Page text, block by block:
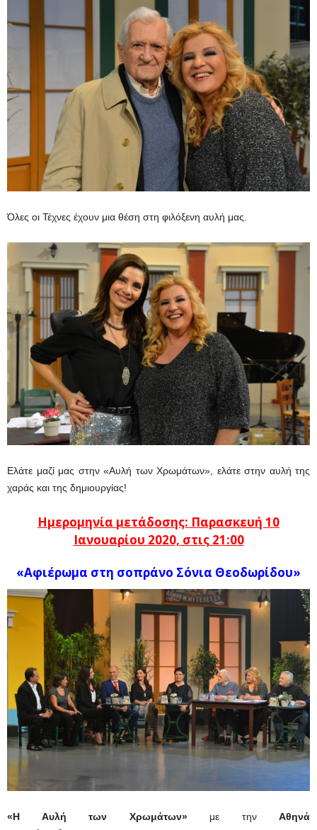
Όλες οι Τέχνες έχουν μια θέση στη φιλόξενη αυλή μας.
Ελάτε μαζί μας στην «Αυλή των Χρωμάτων», ελάτε στην αυλή της
χαράς και της δημιουργίας!
Ημερομηνία μετάδοσης: Παρασκευή 10
Ιανουαρίου 2020, στις 21:00
«Αφιέρωμα στη σοπράνο Σόνια Θεοδωρίδου»
«Η Αυλή των Χρωμάτων» με την Αθηνά